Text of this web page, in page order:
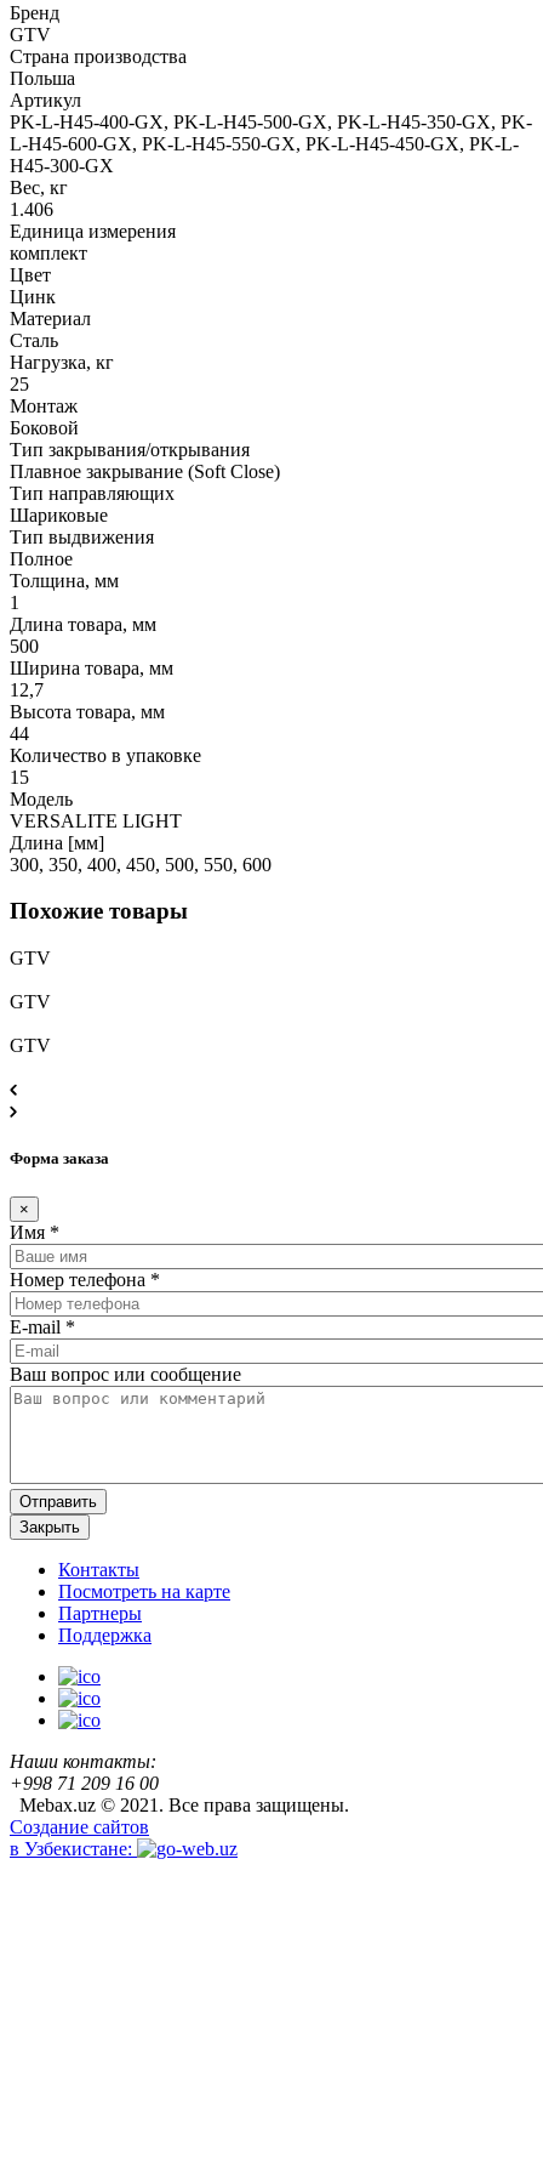
Бренд
GTV
Страна производства
Польша
Артикул
PK-L-H45-400-GX, PK-L-H45-500-GX, PK-L-H45-350-GX, PK-
L-H45-600-GX, PK-L-H45-550-GX, PK-L-H45-450-GX, PK-L-
H45-300-GX
Вес, кг
1.406
Единица измерения
комплект
Цвет
Цинк
Материал
Сталь
Нагрузка, кг
25
Монтаж
Боковой
Тип закрывания/открывания
Плавное закрывание (Soft Close)
Тип направляющих
Шариковые
Тип выдвижения
Полное
Толщина, мм
1
Длина товара, мм
500
Ширина товара, мм
12,7
Высота товара, мм
44
Количество в упаковке
15
Модель
VERSALITE LIGHT
Длина [мм]
300, 350, 400, 450, 500, 550, 600
Похожие товары
GTV
GTV
GTV
Форма заказа
×
Имя *
Номер телефона *
E-mail *
Ваш вопрос или сообщение
Закрыть
Контакты
Посмотреть на карте
Партнеры
Поддержка
Наши контакты:
+998 71 209 16 00
Mebax.uz © 2021. Все права защищены.
Создание сайтов
в Узбекистане: